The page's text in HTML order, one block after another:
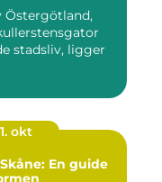
Östergötland,
stadsliv, ligger
okt
En guide